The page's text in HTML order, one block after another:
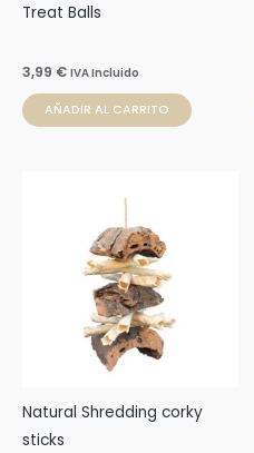
Treat Balls
3,99 € IVA Incluido
AÑADIR AL CARRITO
Natural Shredding corky
sticks